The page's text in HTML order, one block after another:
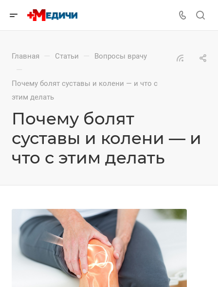
Главная — Статьи — Вопросы врачу
—
Почему болят суставы и колени — и что с
этим делать
Почему болят
суставы и колени — и
что с этим делать